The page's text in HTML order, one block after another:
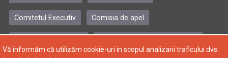
Comitetul Executiv Comisia de apel
Vă informăm că utilizăm cookie-uri in scopul analizarii traficului dvs.